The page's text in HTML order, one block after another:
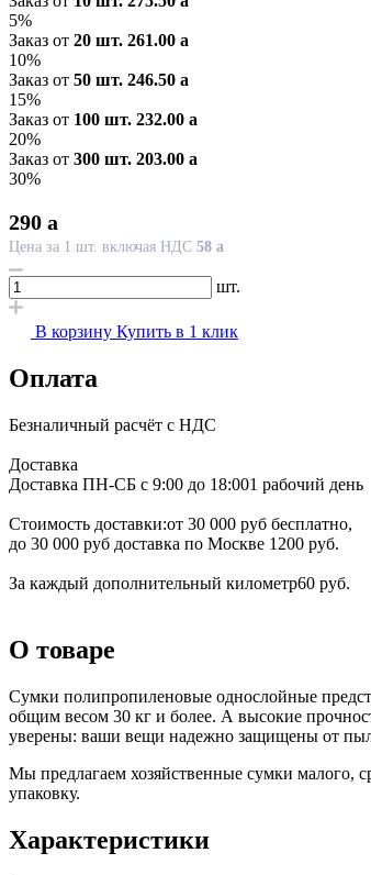
5%
Заказ от 20 шт. 261.00 a
10%
Заказ от 50 шт. 246.50 a
15%
Заказ от 100 шт. 232.00 a
20%
Заказ от 300 шт. 203.00 a
30%
290 a
Цена за 1 шт. включая НДС 58 a
шт.
В корзину Купить в 1 клик
Оплата
Безналичный расчёт с НДС
Доставка
Доставка ПН-СБ с 9:00 до 18:001 рабочий день
Стоимость доставки:от 30 000 руб бесплатно,
до 30 000 руб доставка по Москве 1200 руб.
За каждый дополнительный километр60 руб.
О товаре
Сумки полипропиленовые однослойные
общим весом 30 кг и более. А высокие
уверены: ваши вещи надежно защищены от
Мы предлагаем хозяйственные сумки малого,
упаковку.
Характеристики